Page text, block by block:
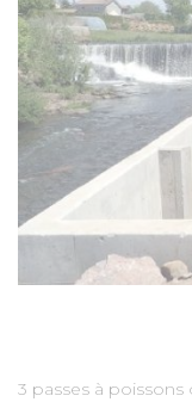
3 passes à poissons